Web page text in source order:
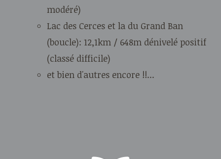
modéré)
Lac des Cerces et la du Grand Ban
(boucle): 12,1km / 648m dénivelé positif
(classé difficile)
et bien d'autres encore !!...